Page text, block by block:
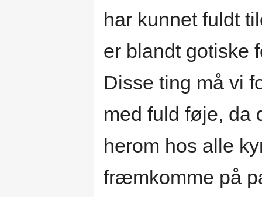
har kunnet fuldt
er blandt gotiske
Disse ting må vi
med fuld føje, da
herom hos alle
fræmkomme på